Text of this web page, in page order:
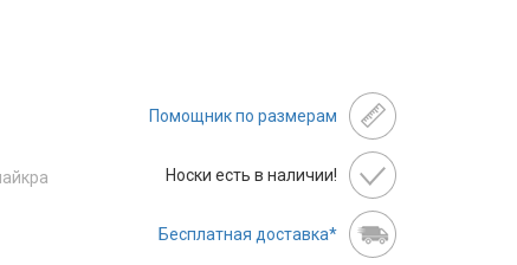
Помощник по размерам
Носки есть в наличии!
Бесплатная доставка*